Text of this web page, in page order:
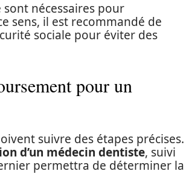
nécessaires pour
sens, il est recommandé de
sociale pour éviter des
pour un
suivre des étapes précises.
d’un médecin dentiste, suivi
permettra de déterminer la